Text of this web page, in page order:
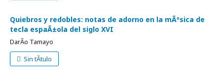
Quiebros y redobles: notas de adorno en la mÃºsica de
tecla espaÃ±ola del siglo XVI
DarÃ­o Tamayo
Sin tÃ­tulo